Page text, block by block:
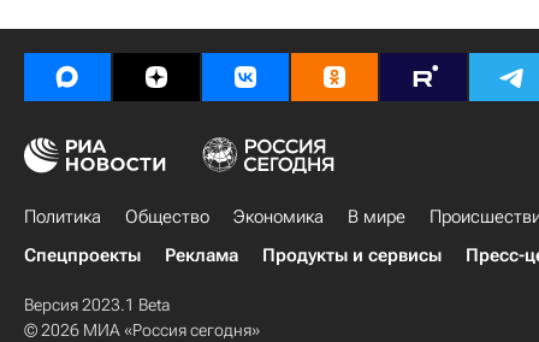
Политика Общество Экономика В мире
Спецпроекты
Реклама Продукты и сервисы Пресс-
Версия 2023.1 Beta
© 2026 МИА «Россия сегодня»